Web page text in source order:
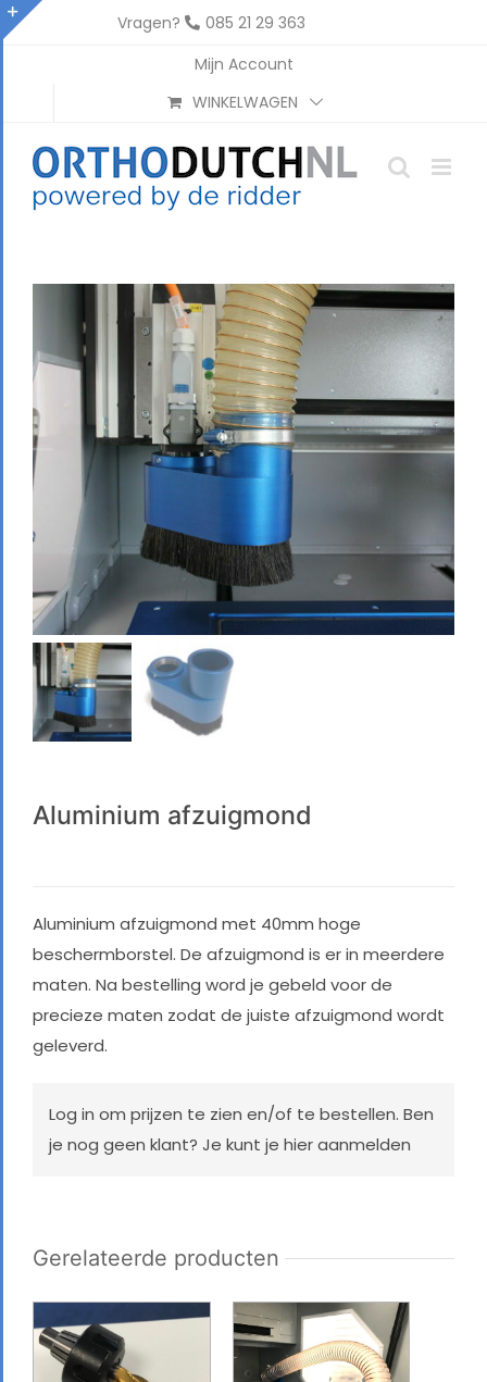
Ga
naar
Vragen?
085 21 29 363
Mijn Account
WINKELWAGEN
Aluminium afzuigmond
Aluminium afzuigmond met 40mm hoge
beschermborstel. De afzuigmond is er in meerdere
maten. Na bestelling word je gebeld voor de
precieze maten zodat de juiste afzuigmond wordt
geleverd.
Log in om prijzen te zien en/of te bestellen. Ben
je nog geen klant? Je kunt je hier aanmelden
Gerelateerde producten
Area